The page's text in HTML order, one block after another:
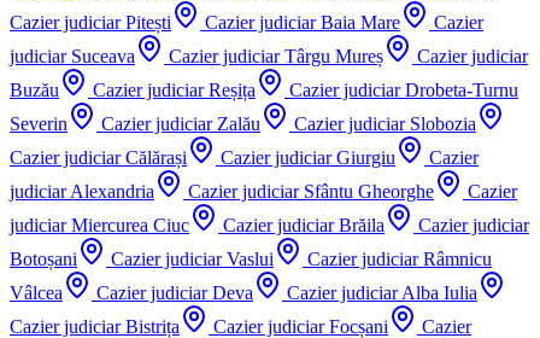
Cazier judiciarPitești Cazier judiciarBaia Mare
Cazier
judiciar Suceava Cazier judiciarTârgu Mureș
Cazier judiciar
Buzău
Cazier judiciarReșița Cazier judiciarDrobeta-Turnu
Severin
Cazier judiciar Zalău Cazier judiciar Slobozia
Cazier judiciarCălărași Cazier judiciarGiurgiu
Cazier
judiciarAlexandria Cazier judiciar Sfântu Gheorghe
Cazier
judiciarMiercurea Ciuc Cazier judiciarBrăila
Cazier judiciar
Botoșani
Cazier judiciarVaslui Cazier judiciarRâmnicu
Vâlcea
Cazier judiciarDeva Cazier judiciarAlba Iulia
Cazier judiciarBistrița Cazier judiciarFocșani
Cazier